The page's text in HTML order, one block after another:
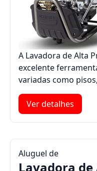
A Lavadora de Alta
excelente
variadas como
Ver detalhes
Aluguel de
Lavadora de